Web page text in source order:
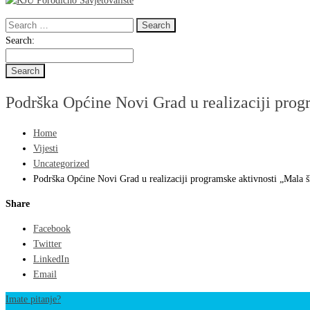
Search
for:
Search
Search:
Podrška Općine Novi Grad u realizaciji
Home
Vijesti
Uncategorized
Podrška Općine Novi Grad u realizaciji programske aktivnosti „Mala
Share
Facebook
Twitter
LinkedIn
Email
Imate pitanje?